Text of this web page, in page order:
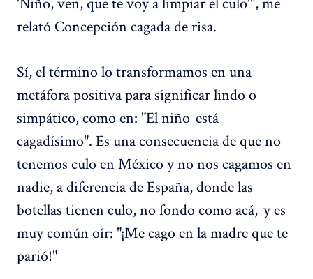
relató Concepción cagada de risa.
Sí, el término lo transformamos en una
metáfora positiva para significar lindo o
simpático, como en: "El niño está
cagadísimo". Es una consecuencia de que no
tenemos culo en México y no nos cagamos en
nadie, a diferencia de España, donde las
botellas tienen culo, no fondo como acá, y es
muy común oír: "¡Me cago en la madre que te
parió!"